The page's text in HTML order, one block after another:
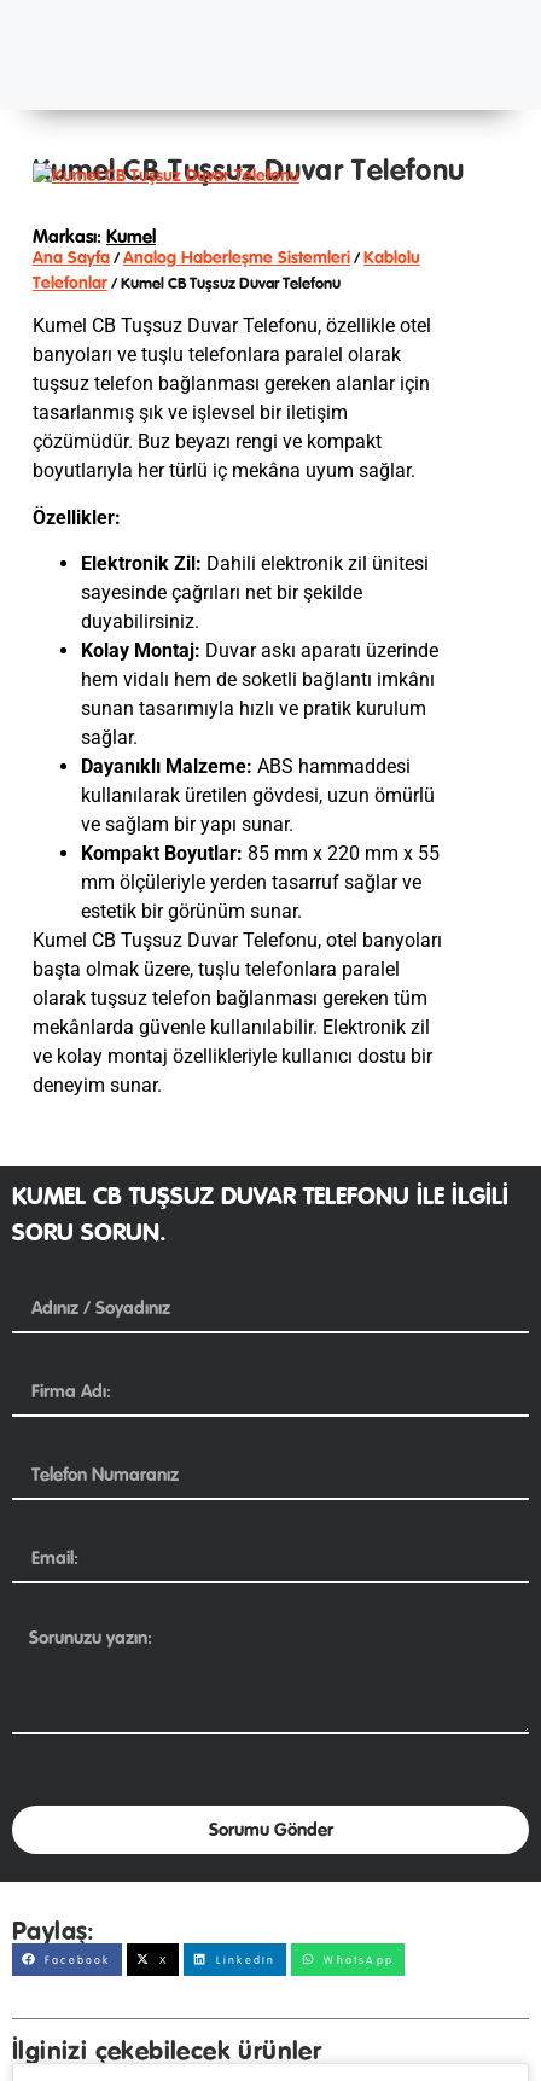
Kumel CB Tuşsuz Duvar Telefonu
Markası: Kumel
Ana Sayfa/Analog Haberleşme Sistemleri/Kablolu
Telefonlar/ Kumel CB Tuşsuz Duvar Telefonu
Kumel CB Tuşsuz Duvar Telefonu, özellikle otel
banyoları ve tuşlu telefonlara paralel olarak
tuşsuz telefon bağlanması gereken alanlar için
tasarlanmış şık ve işlevsel bir iletişim
çözümüdür. Buz beyazı rengi ve kompakt
boyutlarıyla her türlü iç mekâna uyum sağlar.
Özellikler:
Elektronik Zil: Dahili elektronik zil ünitesi
sayesinde çağrıları net bir şekilde
duyabilirsiniz.
Kolay Montaj: Duvar askı aparatı üzerinde
hem vidalı hem de soketli bağlantı imkânı
sunan tasarımıyla hızlı ve pratik kurulum
sağlar.
Dayanıklı Malzeme: ABS hammaddesi
kullanılarak üretilen gövdesi, uzun ömürlü
ve sağlam bir yapı sunar.
Kompakt Boyutlar: 85 mm x 220 mm x 55
mm ölçüleriyle yerden tasarruf sağlar ve
estetik bir görünüm sunar.
Kumel CB Tuşsuz Duvar Telefonu, otel banyoları
başta olmak üzere, tuşlu telefonlara paralel
olarak tuşsuz telefon bağlanması gereken tüm
mekânlarda güvenle kullanılabilir. Elektronik zil
ve kolay montaj özellikleriyle kullanıcı dostu bir
deneyim sunar.
KUMEL CB TUŞSUZ DUVAR TELEFONU ILE ILGILI
SORU SORUN.
Sorumu Gönder
Paylaş:
Facebook X LinkedIn WhatsApp
İlginizi çekebilecek ürünler